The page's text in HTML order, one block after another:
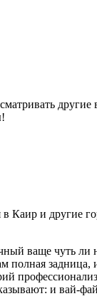
Каир и другие
ваще чуть
полная
и вай-